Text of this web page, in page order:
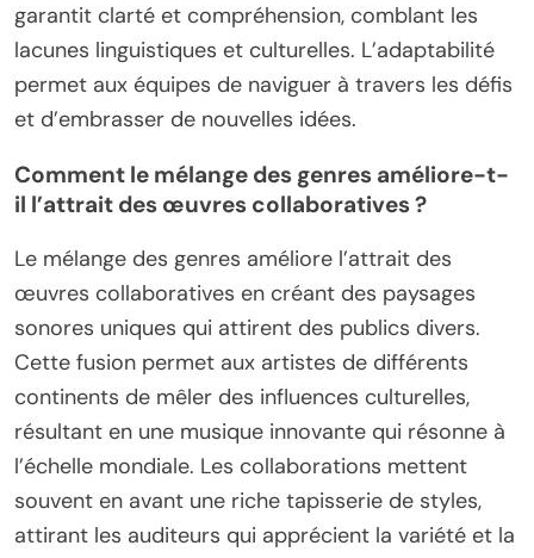
garantit clarté et compréhension, comblant les
lacunes linguistiques et culturelles. L’adaptabilité
permet aux équipes de naviguer à travers les défis
et d’embrasser de nouvelles idées.
Comment le mélange des genres améliore-t-
il l’attrait des œuvres collaboratives ?
Le mélange des genres améliore l’attrait des
œuvres collaboratives en créant des paysages
sonores uniques qui attirent des publics divers.
Cette fusion permet aux artistes de différents
continents de mêler des influences culturelles,
résultant en une musique innovante qui résonne à
l’échelle mondiale. Les collaborations mettent
souvent en avant une riche tapisserie de styles,
attirant les auditeurs qui apprécient la variété et la